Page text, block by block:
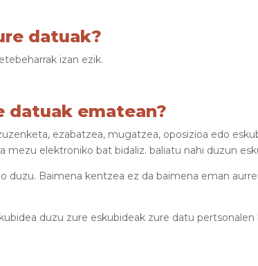
datuak?
izan ezik.
datuak ematean?
ezabatzea, mugatzea, oposizioa edo
mezu elektroniko bat bidaliz. baliatu nahi duzun
duzu. Baimena kentzea ez da baimena eman
duzu zure eskubideak zure datu